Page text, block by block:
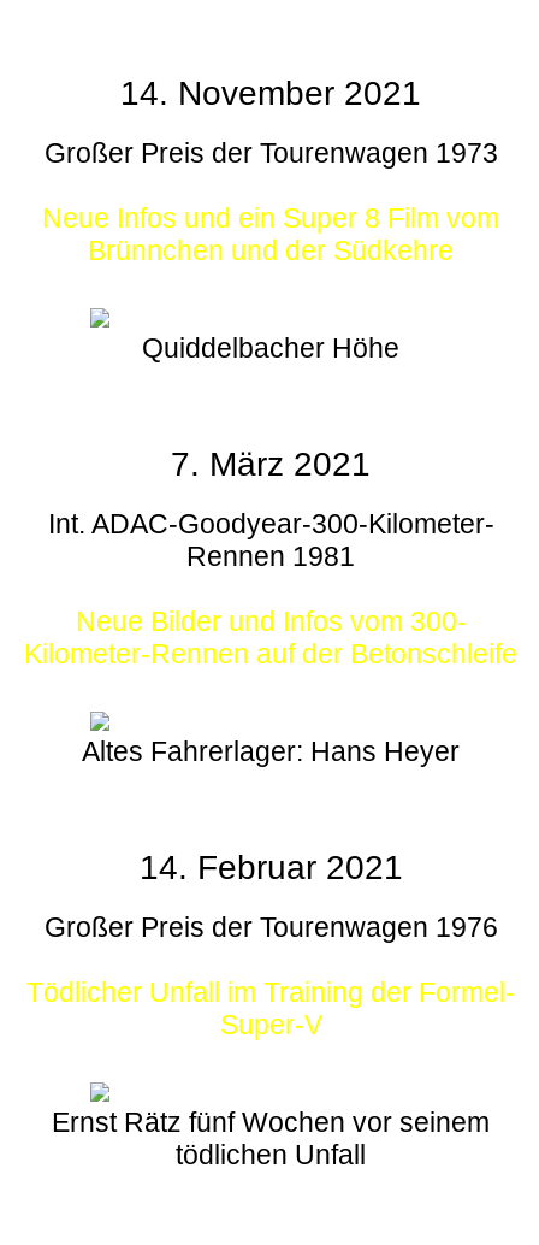
14. November 2021
Großer Preis der Tourenwagen 1973
Neue Infos und ein Super 8 Film vom
Brünnchen und der Südkehre
Quiddelbacher Höhe
7. März 2021
Int. ADAC-Goodyear-300-Kilometer-
Rennen 1981
Neue Bilder und Infos vom 300-
Kilometer-Rennen auf der Betonschleife
Altes Fahrerlager: Hans Heyer
14. Februar 2021
Großer Preis der Tourenwagen 1976
Tödlicher Unfall im Training der Formel-
Super-V
Ernst Rätz fünf Wochen vor seinem
tödlichen Unfall